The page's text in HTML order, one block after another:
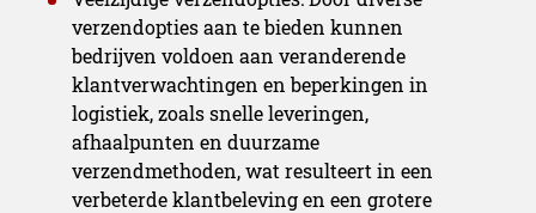
verzendopties aan te bieden kunnen
bedrijven voldoen aan veranderende
klantverwachtingen en beperkingen in
logistiek, zoals snelle leveringen,
afhaalpunten en duurzame
verzendmethoden, wat resulteert in een
verbeterde klantbeleving en een grotere